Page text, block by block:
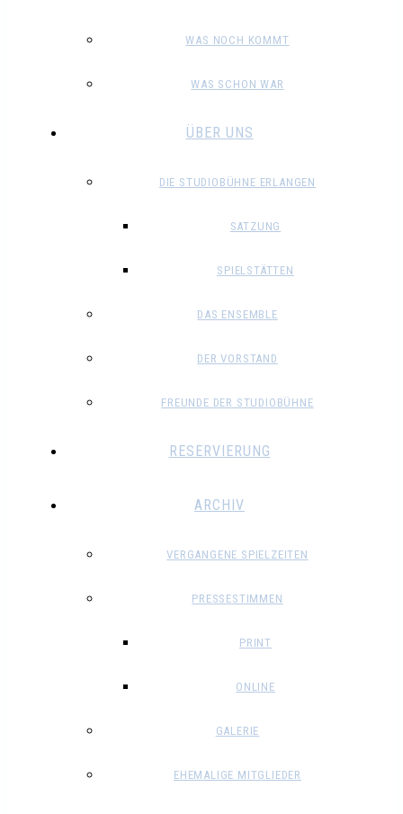
WAS NOCH KOMMT
WAS SCHON WAR
ÜBER UNS
DIE STUDIOBÜHNE ERLANGEN
SATZUNG
SPIELSTÄTTEN
DAS ENSEMBLE
DER VORSTAND
FREUNDE DER STUDIOBÜHNE
RESERVIERUNG
ARCHIV
VERGANGENE SPIELZEITEN
PRESSESTIMMEN
PRINT
ONLINE
GALERIE
EHEMALIGE MITGLIEDER